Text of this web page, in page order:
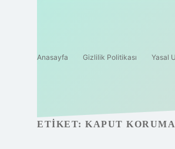
Anasayfa Gizlilik Politikası Yasal
ETIKET: KAPUT